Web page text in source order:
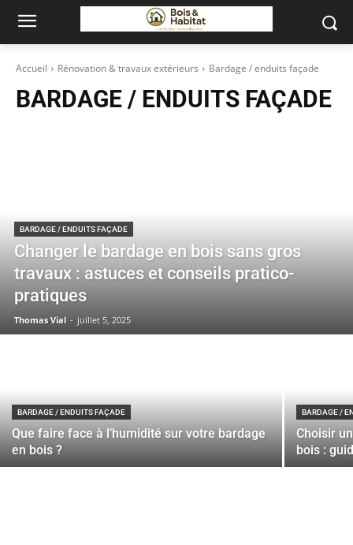
Accueil Rénovation & travaux extérieurs Bardage / enduits façade
BARDAGE / ENDUITS FAÇADE
BARDAGE / ENDUITS FAÇADE
Changer le bardage en bois sans gros
travaux : astuces et conseils pratico-
pratiques
Thomas Vial - juillet 5, 2025
BARDAGE / ENDUITS FAÇADE
Que faire face à l’humidité sur votre bardage
en bois ?
BARDAGE /
Choisir
bois :